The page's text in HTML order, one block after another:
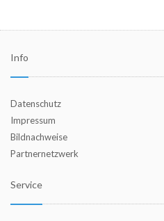
Info
Datenschutz
Impressum
Bildnachweise
Partnernetzwerk
Service